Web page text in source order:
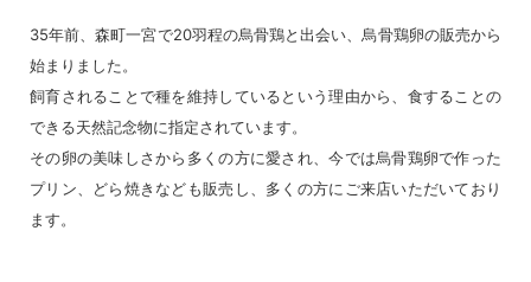
35年前、森町一宮で20羽程の烏骨鶏と出会い、烏骨鶏卵の販売から
始まりました。
飼育されることで種を維持しているという理由から、食することの
できる天然記念物に指定されています。
その卵の美味しさから多くの方に愛され、今では烏骨鶏卵で作った
プリン、どら焼きなども販売し、多くの方にご来店いただいており
ます。